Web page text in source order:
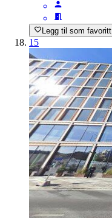
Legg til som favoritt
15